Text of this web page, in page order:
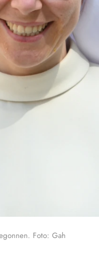
Foto: Gah